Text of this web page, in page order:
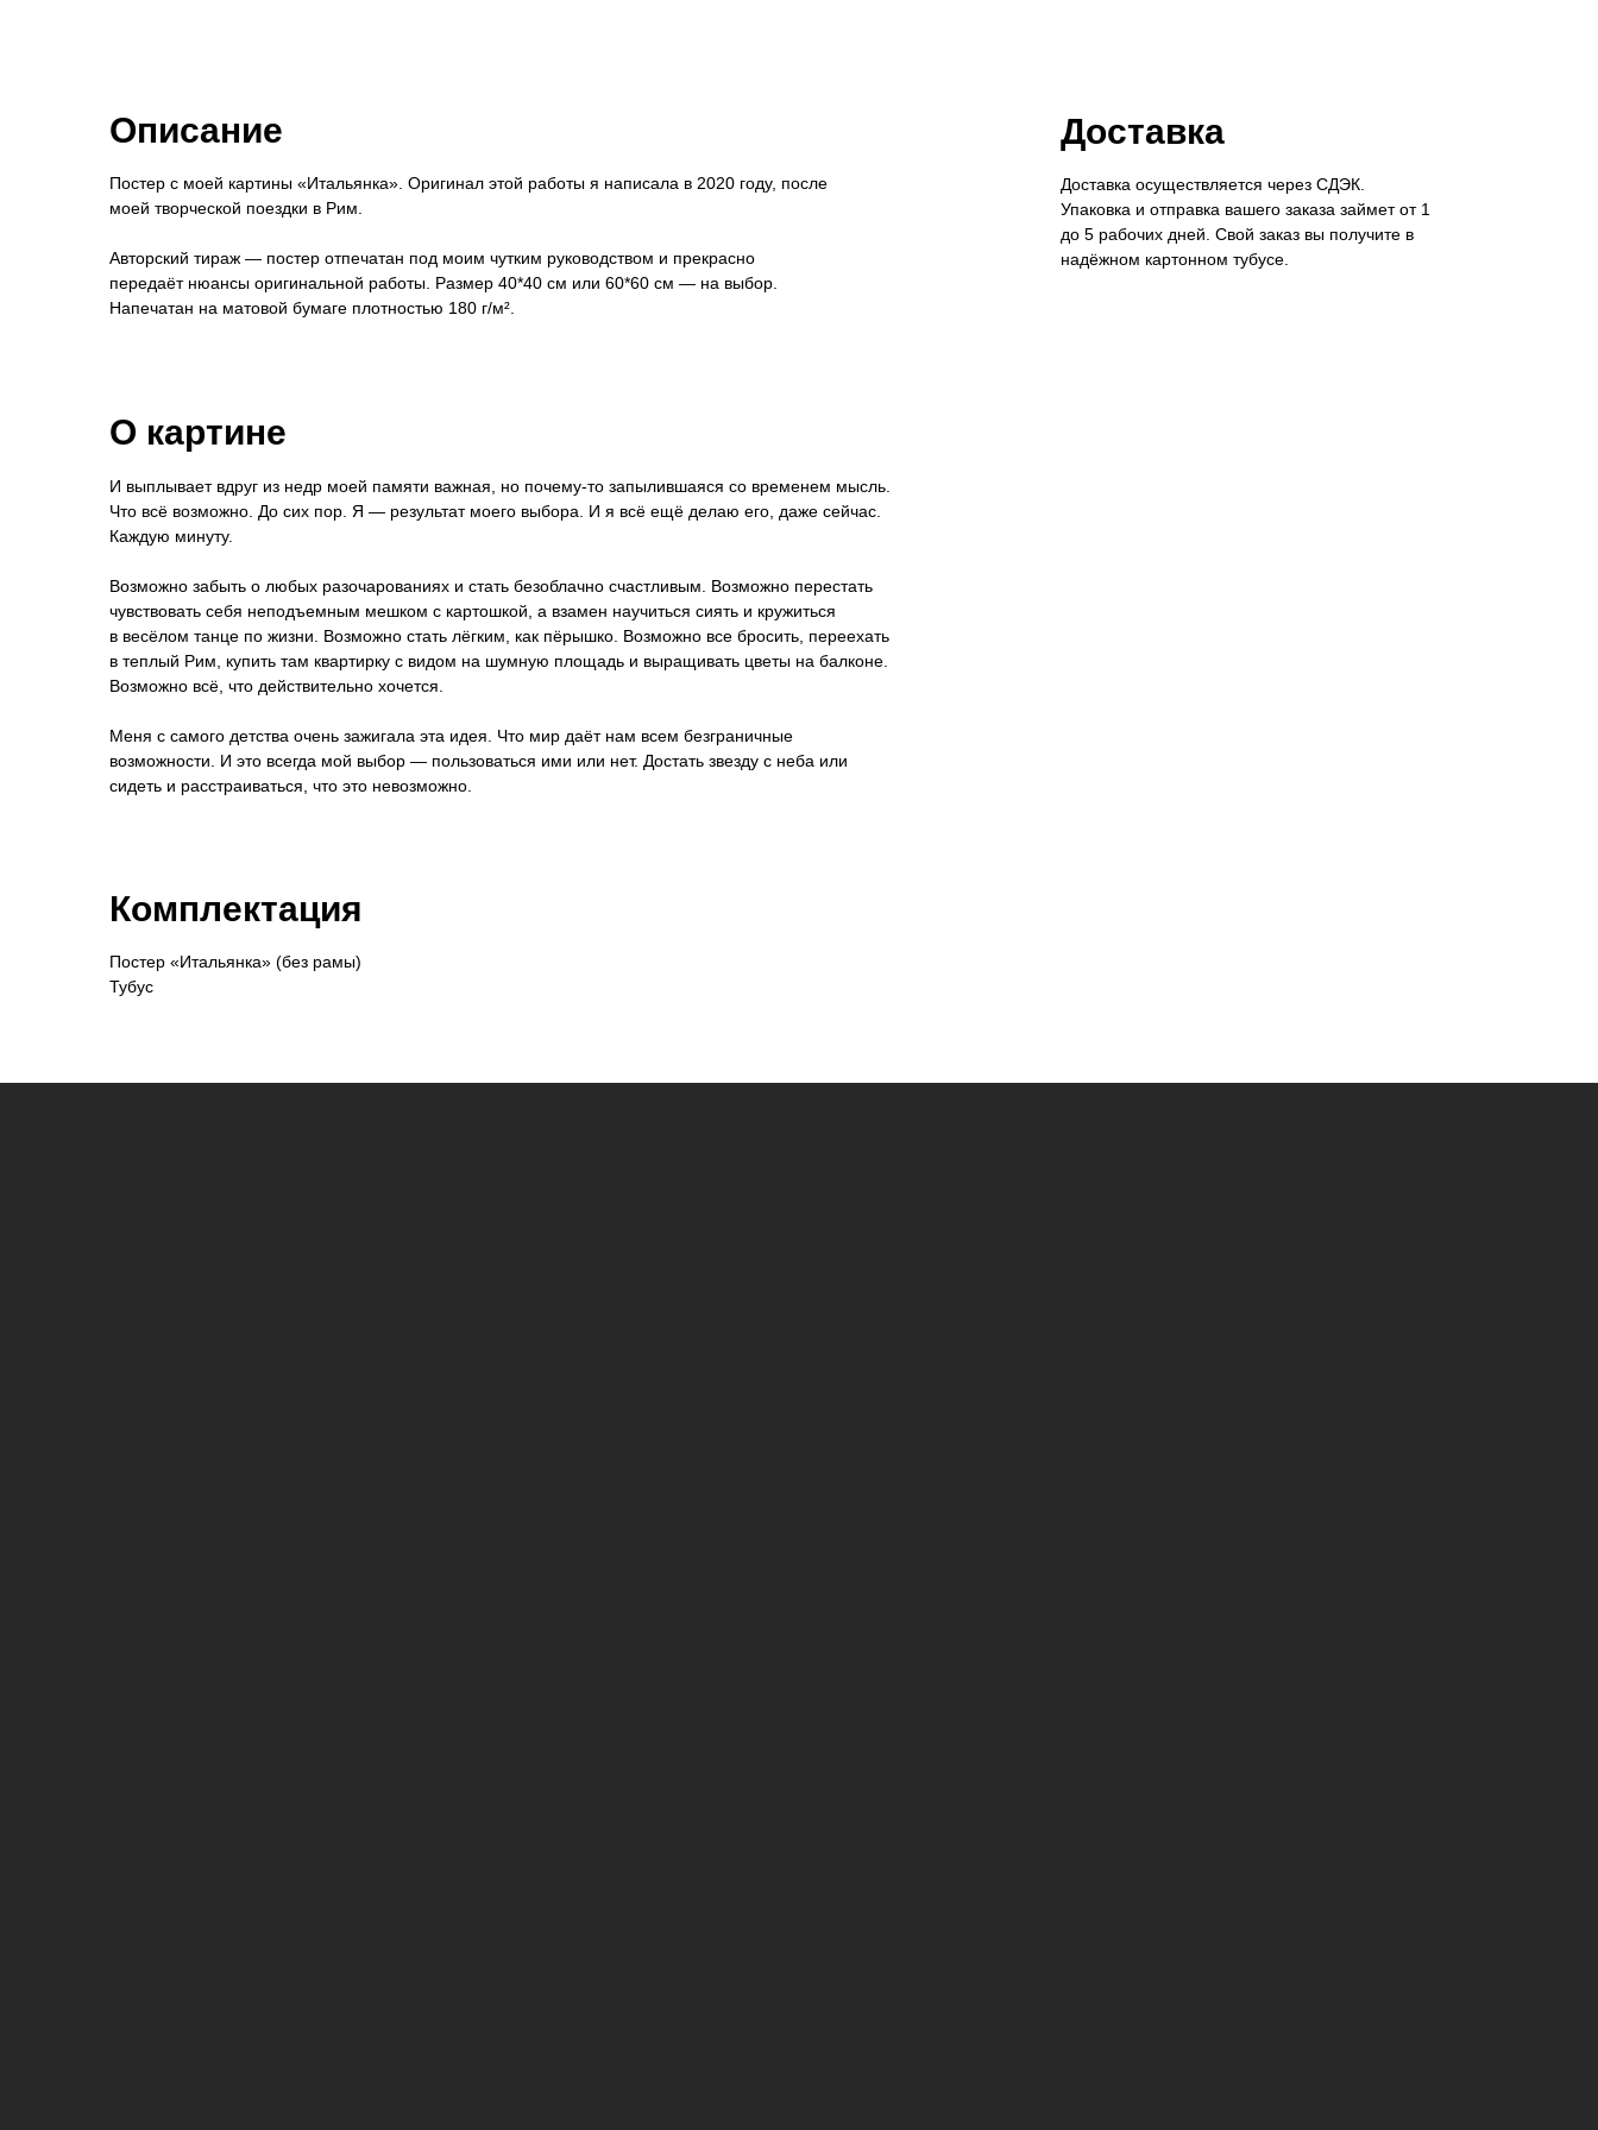
Доставка
Доставка осуществляется через СДЭК.
Упаковка и отправка вашего заказа займет от 1
до 5 рабочих дней. Свой заказ вы получите в
надёжном картонном тубусе.
Описание
Постер с моей картины «Итальянка». Оригинал этой работы я написала в 2020 году, после
моей творческой поездки в Рим.
Авторский тираж — постер отпечатан под моим чутким руководством и прекрасно
передаёт нюансы оригинальной работы. Размер 40*40 см или 60*60 см — на выбор.
Напечатан на матовой бумаге плотностью 180 г/м².
О картине
И выплывает вдруг из недр моей памяти важная, но почему-то запылившаяся со временем мысль.
Что всё возможно. До сих пор. Я — результат моего выбора. И я всё ещё делаю его, даже сейчас.
Каждую минуту.
Возможно забыть о любых разочарованиях и стать безоблачно счастливым. Возможно перестать
чувствовать себя неподъемным мешком с картошкой, а взамен научиться сиять и кружиться
в весёлом танце по жизни. Возможно стать лёгким, как пёрышко. Возможно все бросить, переехать
в теплый Рим, купить там квартирку с видом на шумную площадь и выращивать цветы на балконе.
Возможно всё, что действительно хочется.
Меня с самого детства очень зажигала эта идея. Что мир даёт нам всем безграничные
возможности. И это всегда мой выбор — пользоваться ими или нет. Достать звезду с неба или
сидеть и расстраиваться, что это невозможно.
Комплектация
Постер «Итальянка» (без рамы)
Тубус
тел. +7-911-934-90-26 e-mail:
© 2026 Shapkina Ksenya Шапкина Ксения Михайловна ИНН 780248985836
ПОДПИСЫВАЙТЕСЬ И БУДЬТЕ В КУРСЕ САМЫХ ПОСЛЕДНИХ СОБЫТИЙ